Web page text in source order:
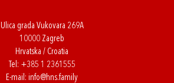
Ulica grada Vukovara 269A
10000 Zagreb
Hrvatska / Croatia
Tel: +385 1 2361555
E-mail: info@hns.family